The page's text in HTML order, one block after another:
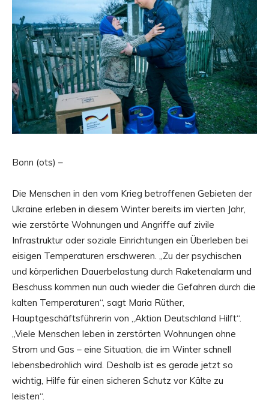
Bonn (ots) –
Die Menschen in den vom Krieg betroffenen Gebieten der
Ukraine erleben in diesem Winter bereits im vierten Jahr,
wie zerstörte Wohnungen und Angriffe auf zivile
Infrastruktur oder soziale Einrichtungen ein Überleben bei
eisigen Temperaturen erschweren. „Zu der psychischen
und körperlichen Dauerbelastung durch Raketenalarm und
Beschuss kommen nun auch wieder die Gefahren durch die
kalten Temperaturen“, sagt Maria Rüther,
Hauptgeschäftsführerin von „Aktion Deutschland Hilft“.
„Viele Menschen leben in zerstörten Wohnungen ohne
Strom und Gas – eine Situation, die im Winter schnell
lebensbedrohlich wird. Deshalb ist es gerade jetzt so
wichtig, Hilfe für einen sicheren Schutz vor Kälte zu
leisten“.